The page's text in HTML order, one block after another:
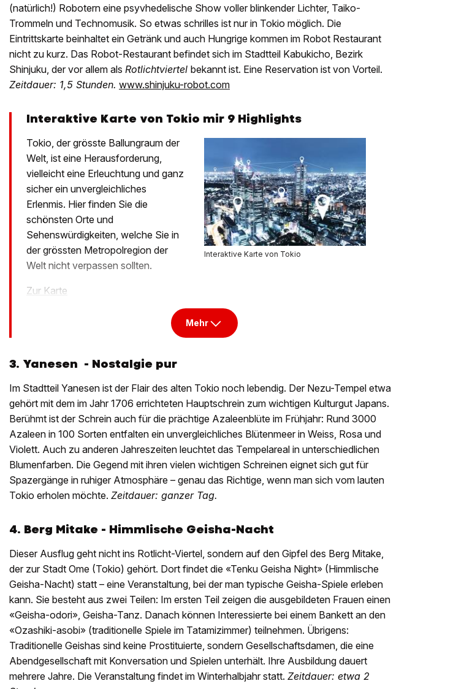
(natürlich!) Robotern eine psyvhedelische Show voller blinkender Lichter, Taiko-
Trommeln und Technomusik. So etwas schrilles ist nur in Tokio möglich. Die
Eintrittskarte beinhaltet ein Getränk und auch Hungrige kommen im Robot Restaurant
nicht zu kurz. Das Robot-Restaurant befindet sich im Stadtteil Kabukicho, Bezirk
Shinjuku, der vor allem als Rotlichtviertel bekannt ist. Eine Reservation ist von Vorteil.
Zeitdauer: 1,5 Stunden. www.shinjuku-robot.com
Interaktive Karte von Tokio mir 9 Highlights
Interaktive Karte von Tokio
Tokio, der grösste Ballungraum der
Welt, ist eine Herausforderung,
vielleicht eine Erleuchtung und ganz
sicher ein unvergleichliches
Erlenmis. Hier finden Sie die
schönsten Orte und
Sehenswürdigkeiten, welche Sie in
der grössten Metropolregion der
Welt nicht verpassen sollten.
Zur Karte
Mehr
3. Yanesen - Nostalgie pur
Im Stadtteil Yanesen ist der Flair des alten Tokio noch lebendig. Der Nezu-Tempel etwa
gehört mit dem im Jahr 1706 errichteten Hauptschrein zum wichtigen Kulturgut Japans.
Berühmt ist der Schrein auch für die prächtige Azaleenblüte im Frühjahr: Rund 3000
Azaleen in 100 Sorten entfalten ein unvergleichliches Blütenmeer in Weiss, Rosa und
Violett. Auch zu anderen Jahreszeiten leuchtet das Tempelareal in unterschiedlichen
Blumenfarben. Die Gegend mit ihren vielen wichtigen Schreinen eignet sich gut für
Spazergänge in ruhiger Atmosphäre – genau das Richtige, wenn man sich vom lauten
Tokio erholen möchte. Zeitdauer: ganzer Tag.
4. Berg Mitake - Himmlische Geisha-Nacht
Dieser Ausflug geht nicht ins Rotlicht-Viertel, sondern auf den Gipfel des Berg Mitake,
der zur Stadt Ome (Tokio) gehört. Dort findet die «Tenku Geisha Night» (Himmlische
Geisha-Nacht) statt – eine Veranstaltung, bei der man typische Geisha-Spiele erleben
kann. Sie besteht aus zwei Teilen: Im ersten Teil zeigen die ausgebildeten Frauen einen
«Geisha-odori», Geisha-Tanz. Danach können Interessierte bei einem Bankett an den
«Ozashiki-asobi» (traditionelle Spiele im Tatamizimmer) teilnehmen. Übrigens:
Traditionelle Geishas sind keine Prostituierte, sondern Gesellschaftsdamen, die eine
Abendgesellschaft mit Konversation und Spielen unterhält. Ihre Ausbildung dauert
mehrere Jahre. Die Veranstaltung findet im Winterhalbjahr statt. Zeitdauer: etwa 2